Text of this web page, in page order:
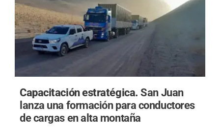
Capacitación estratégica.San Juan
lanza una formación para conductores
de cargas en alta montaña